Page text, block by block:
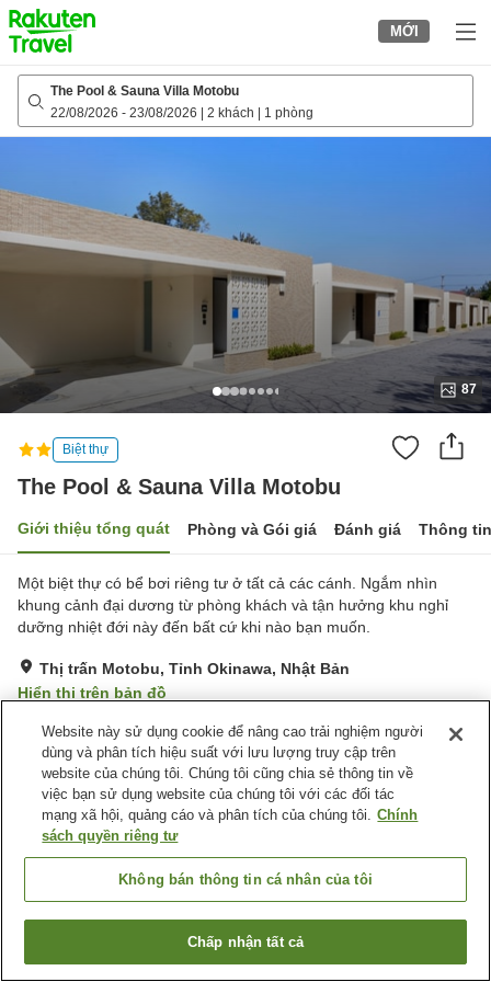
to
top
page
MỚI
The Pool & Sauna Villa Motobu
22/08/2026 - 23/08/2026 2 khách 1 phòng
87
Biệt thự
The Pool & Sauna Villa Motobu
Giới thiệu tổng quát Phòng và Gói giá Đánh giá Thông
Một biệt thự có bể bơi riêng tư ở tất cả các cánh. Ngắm nhìn
khung cảnh đại dương từ phòng khách và tận hưởng khu nghỉ
dưỡng nhiệt đới này đến bất cứ khi nào bạn muốn.
Thị trấn Motobu, Tỉnh Okinawa, Nhật Bản
Hiển thị trên bản đồ
Xuất sắc Đánh giá:2lượt
Tiện nghi chỗ nghỉ
Wi-Fi
Xông hơi
Hoàn toàn không hút thuốc
Trang chủ Nhật Bản Tỉnh Okinawa
Thị trấn Motobu
The Pool & Sauna Villa Motobu
Tìm phòng trống
Website này sử dụng cookie để nâng cao trải nghiệm người
dùng và phân tích hiệu suất với lưu lượng truy cập trên
website của chúng tôi. Chúng tôi cũng chia sẻ thông tin về
việc bạn sử dụng website của chúng tôi với các đối tác
mạng xã hội, quảng cáo và phân tích của chúng tôi. Chính
sách quyền riêng tư
Không bán thông tin cá nhân của tôi
Chấp nhận tất cả